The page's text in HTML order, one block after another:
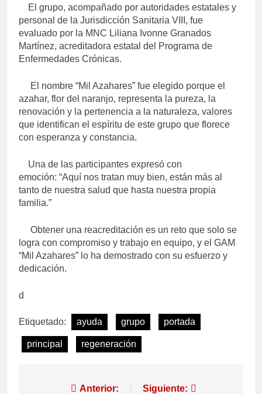
El grupo, acompañado por autoridades estatales y
personal de la Jurisdicción Sanitaria VIII, fue
evaluado por la MNC Liliana Ivonne Granados
Martínez, acreditadora estatal del Programa de
Enfermedades Crónicas.
El nombre “Mil Azahares” fue elegido porque el
azahar, flor del naranjo, representa la pureza, la
renovación y la pertenencia a la naturaleza, valores
que identifican el espíritu de este grupo que florece
con esperanza y constancia.
Una de las participantes expresó con
emoción: “Aquí nos tratan muy bien, están más al
tanto de nuestra salud que hasta nuestra propia
familia.”
Obtener una reacreditación es un reto que solo se
logra con compromiso y trabajo en equipo, y el GAM
“Mil Azahares” lo ha demostrado con su esfuerzo y
dedicación.
d
Etiquetado: ayuda grupo portada
principal regeneración
Anterior: Siguiente: